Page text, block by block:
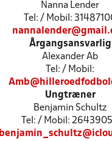
Nanna Lender
Tel: / Mobil:
Årgangsansvarlig
Alexander Ab
Tel: / Mobil:
Ungtræner
Benjamin Schultz
Tel: / Mobil: